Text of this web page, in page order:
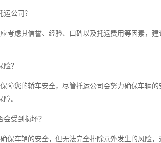
公司？
虑其信誉、经验、口碑以及托运费用等因素，建
？
您的轿车安全，尽管托运公司会努力确保车辆
。
受到损坏？
车辆的安全，但无法完全排除意外发生的风险